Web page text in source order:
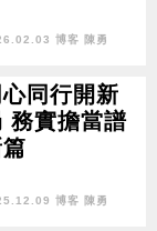
博客 陳勇
心同行開新
務實擔當譜
博客 陳勇